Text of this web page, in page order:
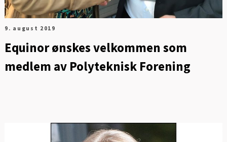
9. august 2019
Equinor ønskes velkommen som
medlem av Polyteknisk Forening